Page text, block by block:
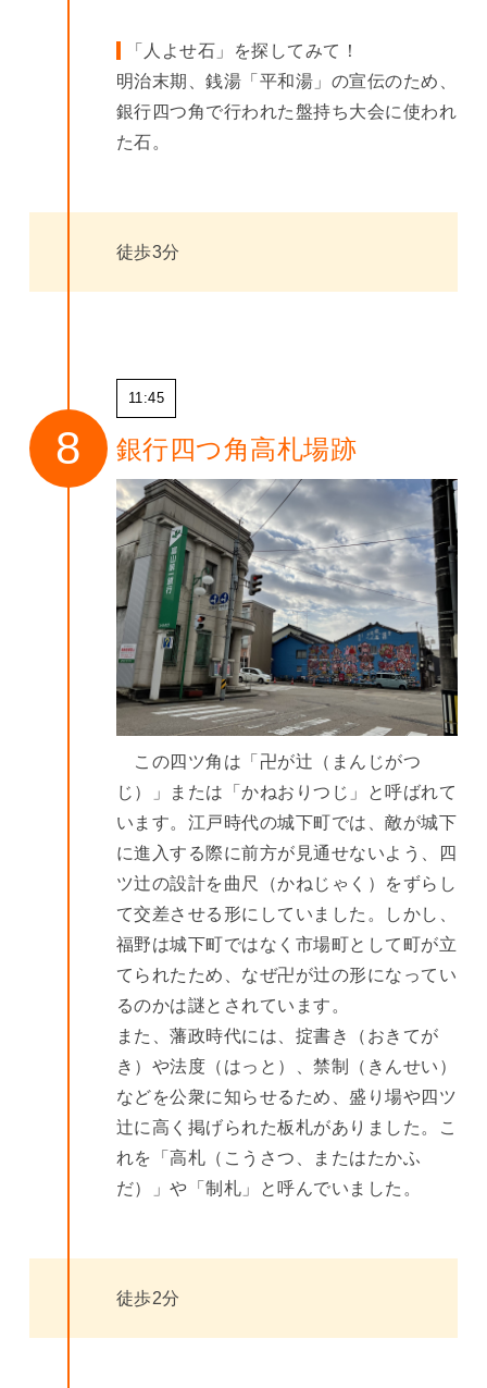
「人よせ石」を探してみて！
明治末期、銭湯「平和湯」の宣伝のため、
銀行四つ角で行われた盤持ち大会に使われ
た石。
徒歩3分
11:45
銀行四つ角高札場跡
この四ツ角は「卍が辻（まんじがつ
じ）」または「かねおりつじ」と呼ばれて
います。江戸時代の城下町では、敵が城下
に進入する際に前方が見通せないよう、四
ツ辻の設計を曲尺（かねじゃく）をずらし
て交差させる形にしていました。しかし、
福野は城下町ではなく市場町として町が立
てられたため、なぜ卍が辻の形になってい
るのかは謎とされています。
また、藩政時代には、掟書き（おきてが
き）や法度（はっと）、禁制（きんせい）
などを公衆に知らせるため、盛り場や四ツ
辻に高く掲げられた板札がありました。こ
れを「高札（こうさつ、またはたかふ
だ）」や「制札」と呼んでいました。
徒歩2分